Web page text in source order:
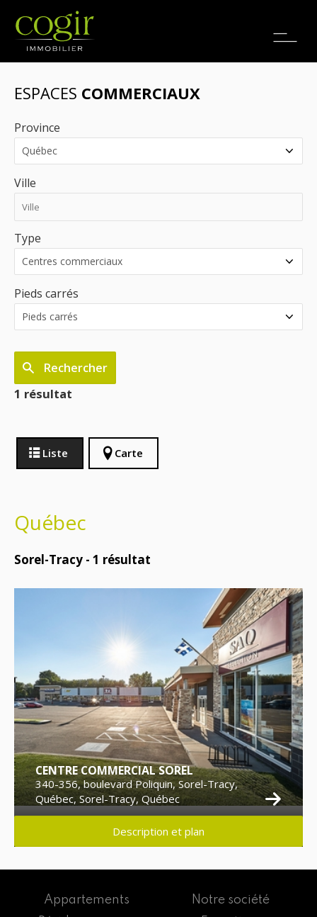
Emplois
ESPACES COMMERCIAUX
Province
Ville
Type
Pieds carrés
Rechercher
1 résultat
Liste Carte
Québec
Sorel-Tracy - 1 résultat
CENTRE COMMERCIAL SOREL
340-356, boulevard Poliquin, Sorel-Tracy,
Québec, Sorel-Tracy, Québec
Description et plan
Appartements
Notre société